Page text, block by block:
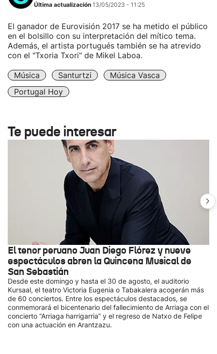
Última actualización 13/05/2023 - 11:25
El ganador de Eurovisión 2017 se ha metido el público
en el bolsillo con su interpretación del mítico tema.
Además, el artista portugués también se ha atrevido
con el "Txoria Txori" de Mikel Laboa.
Música Santurtzi
Música Vasca
Portugal Hoy
Te puede interesar
El tenor peruano Juan Diego Flórez y nueve
espectáculos abren la Quincena Musical de
San Sebastián
Desde este domingo y hasta el 30 de agosto, el auditorio
Kursaal, el teatro Victoria Eugenia o Tabakalera acogerán más
de 60 conciertos. Entre los espectáculos destacados, se
conmemorará el bicentenario del fallecimiento de Arriaga con el
concierto “Arriaga harrigarria” y el regreso de Natxo de Felipe
con una actuación en Arantzazu.